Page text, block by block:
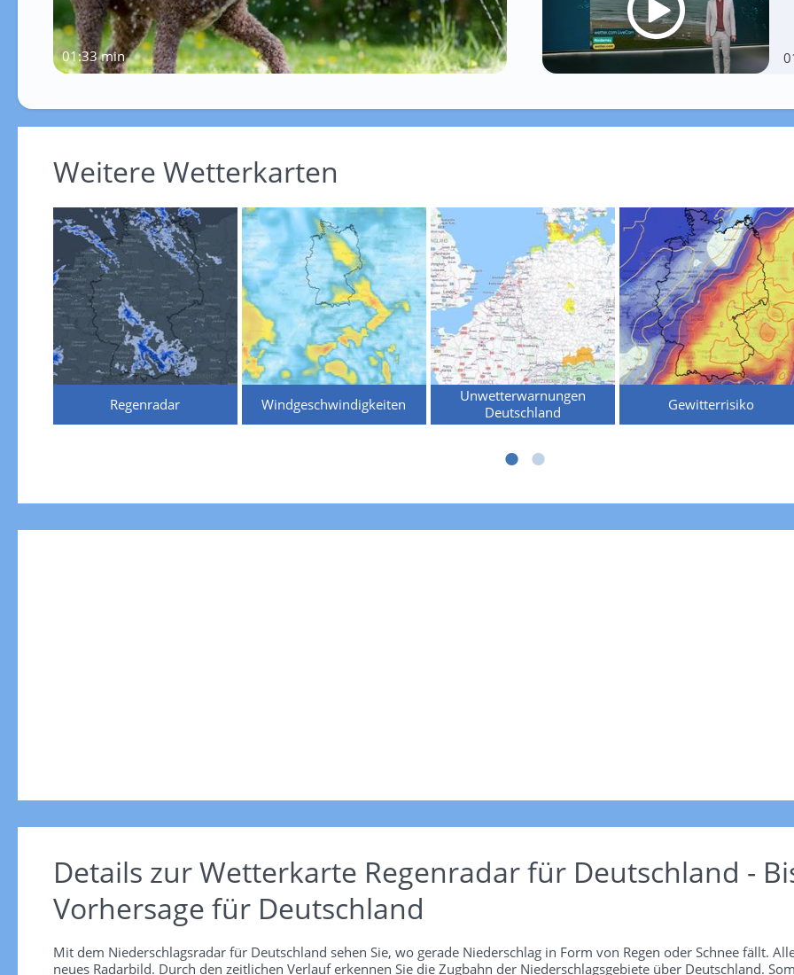
01:33 min
Weitere Wetterkarten
Regenradar Windgeschwindigkeiten
Unwetterwarnungen
Deutschland
Gewitterrisiko
Details zur Wetterkarte Regenradar für Deutschland -
Vorhersage für Deutschland
Mit dem Niederschlagsradar für Deutschland sehen Sie, wo gerade Niederschlag in Form von Regen oder Schnee fällt.
neues Radarbild. Durch den zeitlichen Verlauf erkennen Sie die Zugbahn der Niederschlagsgebiete über Deutschland.